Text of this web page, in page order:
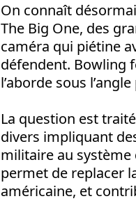
On connaît
The Big One, des
caméra qui piétine
défendent. Bowling
l’aborde sous
La question est
divers impliquant
militaire au
permet de replacer
américaine, et